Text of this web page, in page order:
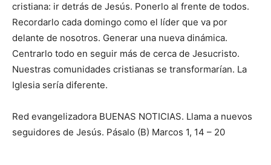
cristiana: ir detrás de Jesús. Ponerlo al frente de todos.
Recordarlo cada domingo como el líder que va por
delante de nosotros. Generar una nueva dinámica.
Centrarlo todo en seguir más de cerca de Jesucristo.
Nuestras comunidades cristianas se transformarían. La
Iglesia sería diferente.
Red evangelizadora BUENAS NOTICIAS. Llama a nuevos
seguidores de Jesús. Pásalo (B) Marcos 1, 14 – 20